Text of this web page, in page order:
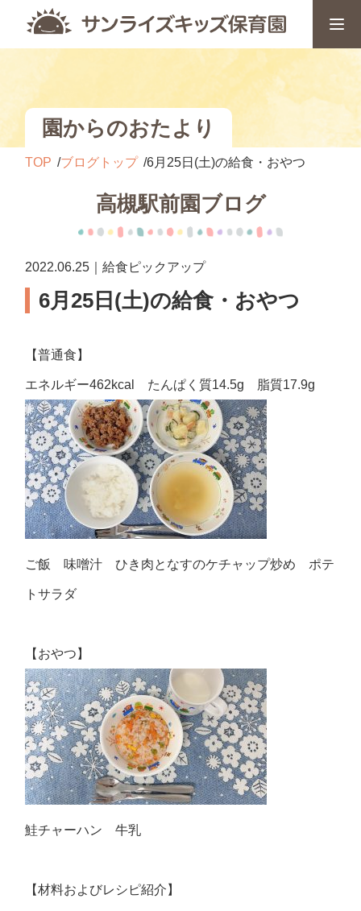
園からのおたより
TOP ブログトップ 6月25日(土)の給食・おやつ
高槻駅前園ブログ
2022.06.25｜給食ピックアップ
6月25日(土)の給食・おやつ
【普通食】
エネルギー462kcal たんぱく質14.5g 脂質17.9g
ご飯 味噌汁 ひき肉となすのケチャップ炒め ポテ
トサラダ
【おやつ】
鮭チャーハン 牛乳
【材料およびレシピ紹介】